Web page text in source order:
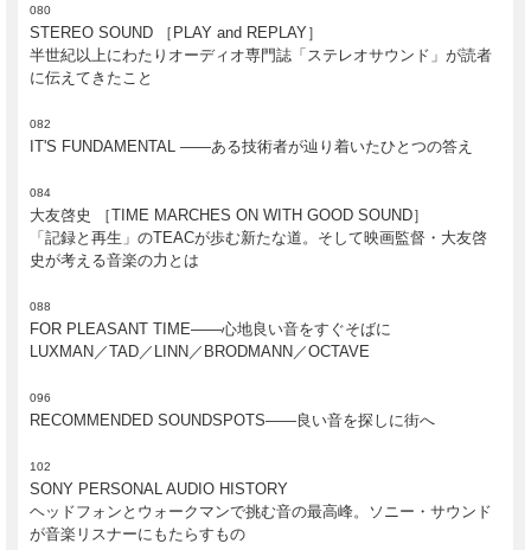
音楽の聴き方がますます多様なものとなりつつある2018年に向けて、
あらためて「良い音」で音楽を聴くことの意味を考える音楽特集
特集：良い音の鳴る場所
080
STEREO SOUND ［PLAY and REPLAY］
半世紀以上にわたりオーディオ専門誌「ステレオサウンド」が読者
に伝えてきたこと
082
IT'S FUNDAMENTAL ――ある技術者が辿り着いたひとつの答え
084
大友啓史 ［TIME MARCHES ON WITH GOOD SOUND］
「記録と再生」のTEACが歩む新たな道。そして映画監督・大友啓
史が考える音楽の力とは
088
FOR PLEASANT TIME――心地良い音をすぐそばに
LUXMAN／TAD／LINN／BRODMANN／OCTAVE
096
RECOMMENDED SOUNDSPOTS――良い音を探しに街へ
102
SONY PERSONAL AUDIO HISTORY
ヘッドフォンとウォークマンで挑む音の最高峰。ソニー・サウンド
が音楽リスナーにもたらすもの